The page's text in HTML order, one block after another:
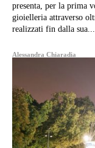
presenta, per la prima
gioielleria attraverso
realizzati fin dalla sua...
Alessandra Chiaradia